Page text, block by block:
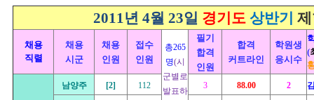
2011년 4월 23일 경기도 상반기
채용
직렬
채용
시군
채용
인원
접수
인원
총265
명(시
군별로
발표하
필기
합격
인원
합격
커트라인
학원생
응시수
(
남양주 [2] 112 3 88.00 2